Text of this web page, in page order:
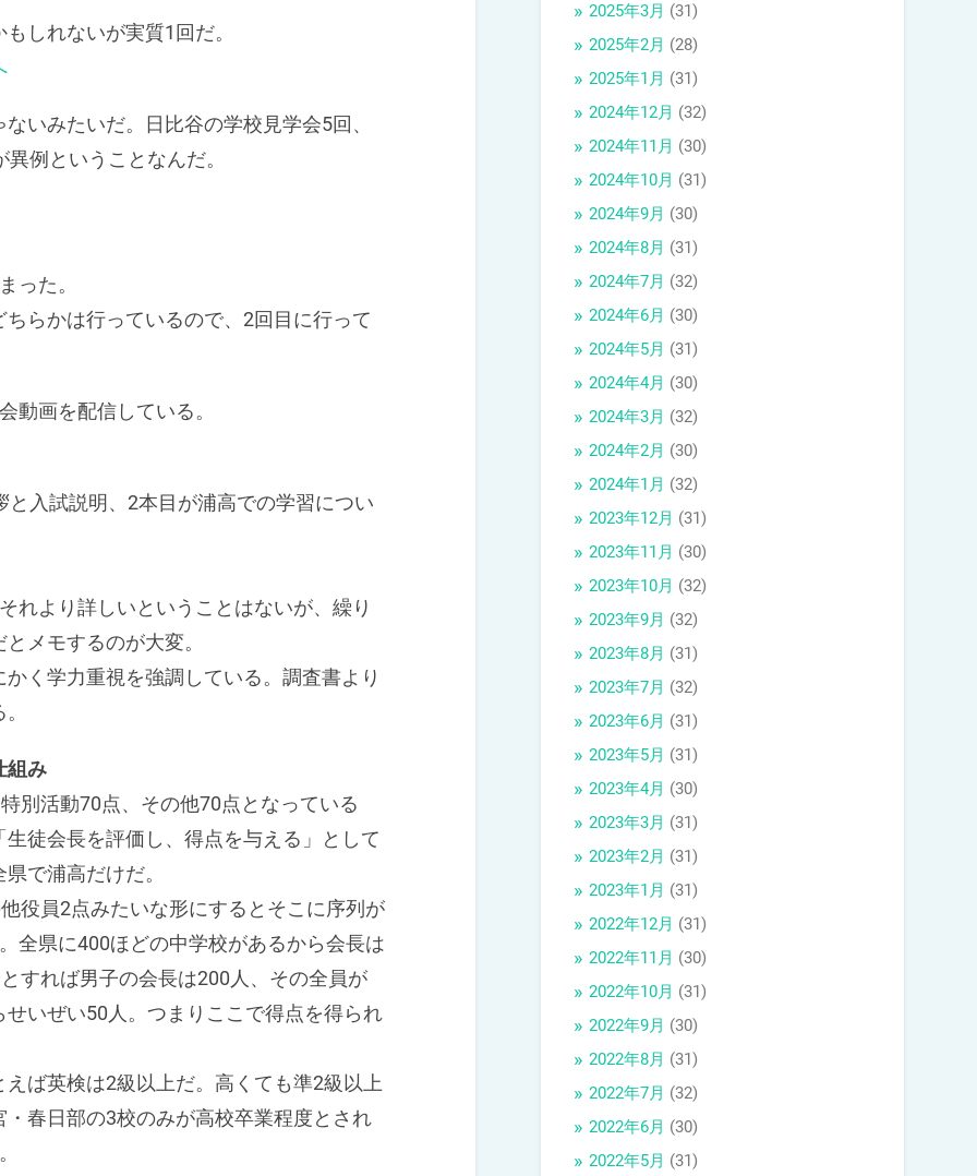
しれないが実質1回だ。
みたいだ。日比谷の学校見学会5回、
例ということなんだ。
った。
らかは行っているので、2回目に行って
画を配信している。
入試説明、2本目が浦高での学習につい
より詳しいということはないが、繰り
メモするのが大変。
く学力重視を強調している。調査書より
組み
活動70点、その他70点となっている
徒会長を評価し、得点を与える」として
で浦高だけだ。
員2点みたいな形にするとそこに序列が
全県に400ほどの中学校があるから会長は
すれば男子の会長は200人、その全員が
いぜい50人。つまりここで得点を得られ
ば英検は2級以上だ。高くても準2級以上
春日部の3校のみが高校卒業程度とされ
2025年3月 (31)
2025年2月 (28)
2025年1月 (31)
2024年12月 (32)
2024年11月 (30)
2024年10月 (31)
2024年9月 (30)
2024年8月 (31)
2024年7月 (32)
2024年6月 (30)
2024年5月 (31)
2024年4月 (30)
2024年3月 (32)
2024年2月 (30)
2024年1月 (32)
2023年12月 (31)
2023年11月 (30)
2023年10月 (32)
2023年9月 (32)
2023年8月 (31)
2023年7月 (32)
2023年6月 (31)
2023年5月 (31)
2023年4月 (30)
2023年3月 (31)
2023年2月 (31)
2023年1月 (31)
2022年12月 (31)
2022年11月 (30)
2022年10月 (31)
2022年9月 (30)
2022年8月 (31)
2022年7月 (32)
2022年6月 (30)
2022年5月 (31)